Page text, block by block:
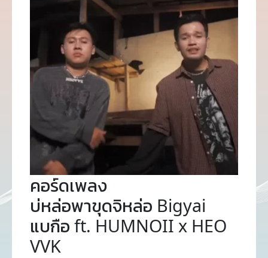
คอร์ดเพลง
บ่หล่อพาขุดจิหล่อ Bigyai
แบกือ ft. HUMNOII x HEO
VVK